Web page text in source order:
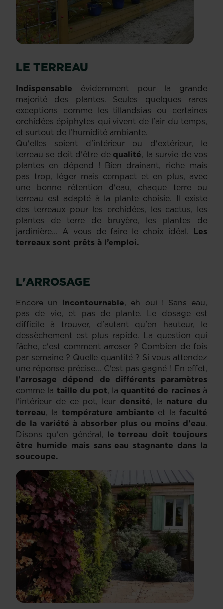
LE TERREAU
Indispensable évidemment pour la grande
majorité des plantes. Seules quelques rares
exceptions comme les tillandsias ou certaines
orchidées épiphytes qui vivent de l'air du temps,
et surtout de l’humidité ambiante.
Qu'elles soient d'intérieur ou d'extérieur, le
terreau se doit d'être de qualité, la survie de vos
plantes en dépend ! Bien drainant, riche mais
pas trop, léger mais compact et en plus, avec
une bonne rétention d'eau, chaque terre ou
terreau est adapté à la plante choisie. Il existe
des terreaux pour les orchidées, les cactus, les
plantes de terre de bruyère, les plantes de
jardinière... A vous de faire le choix idéal. Les
terreaux sont prêts à l’emploi.
L'ARROSAGE
Encore un incontournable, eh oui ! Sans eau,
pas de vie, et pas de plante. Le dosage est
difficile à trouver, d'autant qu'en hauteur, le
dessèchement est plus rapide. La question qui
fâche, c'est comment arroser ? Combien de fois
par semaine ? Quelle quantité ? Si vous attendez
une réponse précise... C'est pas gagné ! En effet,
l'arrosage dépend de différents paramètres
comme la taille du pot, la quantité de racines à
l'intérieur de ce pot, leur densité, la nature du
terreau, la température ambiante et lafaculté
de la variété à absorber plus ou moins d'eau.
Disons qu'en général, le terreau doit toujours
être humide mais sans eau stagnante dans la
soucoupe.